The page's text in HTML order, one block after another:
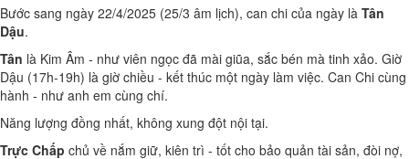
Bước sang ngày 22/4/2025 (25/3 âm lịch), can chi của ngày là Tân
Dậu.
Tân là Kim Âm - như viên ngọc đã mài giũa, sắc bén mà tinh xảo. Giờ
Dậu (17h-19h) là giờ chiều - kết thúc một ngày làm việc. Can Chi cùng
hành - như anh em cùng chí.
Năng lượng đồng nhất, không xung đột nội tại.
Trực Chấp chủ về nắm giữ, kiên trì - tốt cho bảo quản tài sản, đòi nợ,